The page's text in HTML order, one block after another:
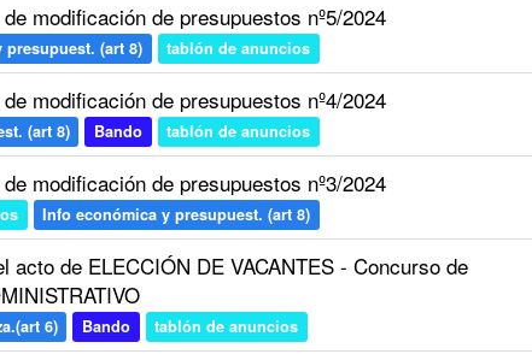
modificación de presupuestos nº5/2024
(art 8) tablón de anuncios
modificación de presupuestos nº4/2024
(art 8) Bando tablón de anuncios
modificación de presupuestos nº3/2024
Info económica y presupuest. (art 8)
acto de ELECCIÓN DE VACANTES - Concurso de
6) Bando tablón de anuncios